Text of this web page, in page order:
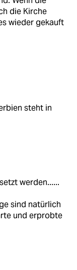
die Kirche
wieder gekauft
steht in
werden......
sind natürlich
und erprobte